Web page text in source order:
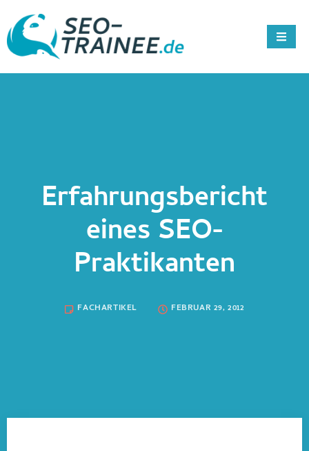
Erfahrungsbericht
eines SEO-
Praktikanten
FACHARTIKEL FEBRUAR 29, 2012